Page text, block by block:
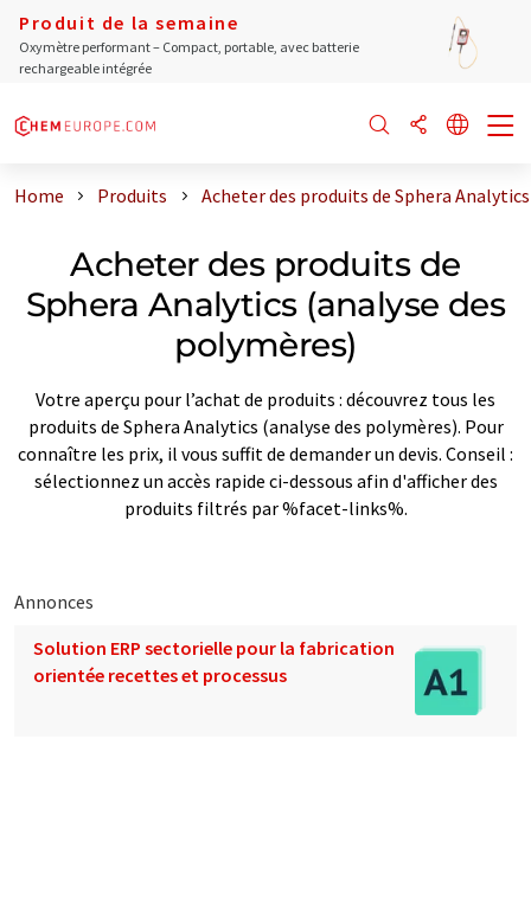
Produit de la semaine
Oxymètre performant – Compact, portable, avec batterie
rechargeable intégrée
Home Produits Acheter des produits de Sphera
Acheter des produits de
Sphera Analytics (analyse des
polymères)
Votre aperçu pour l’achat de produits : découvrez tous les
produits de Sphera Analytics (analyse des polymères). Pour
connaître les prix, il vous suffit de demander un devis. Conseil :
sélectionnez un accès rapide ci-dessous afin d'afficher des
produits filtrés par %facet-links%.
Annonces
Solution ERP sectorielle pour la fabrication
orientée recettes et processus